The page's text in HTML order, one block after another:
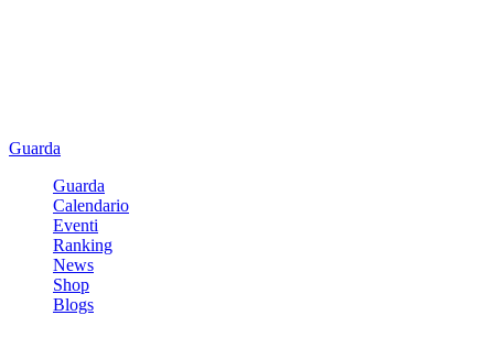
Guarda
Guarda
Calendario
Eventi
Ranking
News
Shop
Blogs